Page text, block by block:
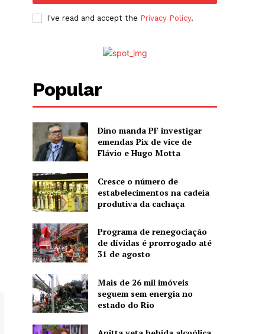
I've read and accept the Privacy Policy.
Popular
Dino manda PF investigar
emendas Pix de vice de
Flávio e Hugo Motta
Cresce o número de
estabelecimentos na cadeia
produtiva da cachaça
Programa de renegociação
de dívidas é prorrogado até
31 de agosto
Mais de 26 mil imóveis
seguem sem energia no
estado do Rio